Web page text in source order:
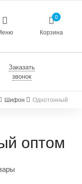
0
Корзина
Заказать
звонок
Шифон Однотонный
оптом